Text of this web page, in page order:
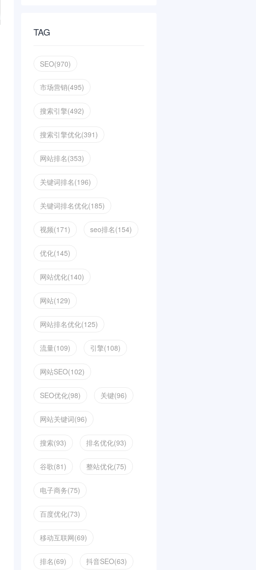
TAG
SEO(970)
市场营销(495)
搜索引擎(492)
搜索引擎优化(391)
网站排名(353)
关键词排名(196)
关键词排名优化(185)
视频(171) seo排名(154)
优化(145)
网站优化(140)
网站(129)
网站排名优化(125)
流量(109) 引擎(108)
网站SEO(102)
SEO优化(98) 关键(96)
网站关键词(96)
搜索(93) 排名优化(93)
谷歌(81) 整站优化(75)
电子商务(75)
百度优化(73)
移动互联网(69)
排名(69) 抖音SEO(63)